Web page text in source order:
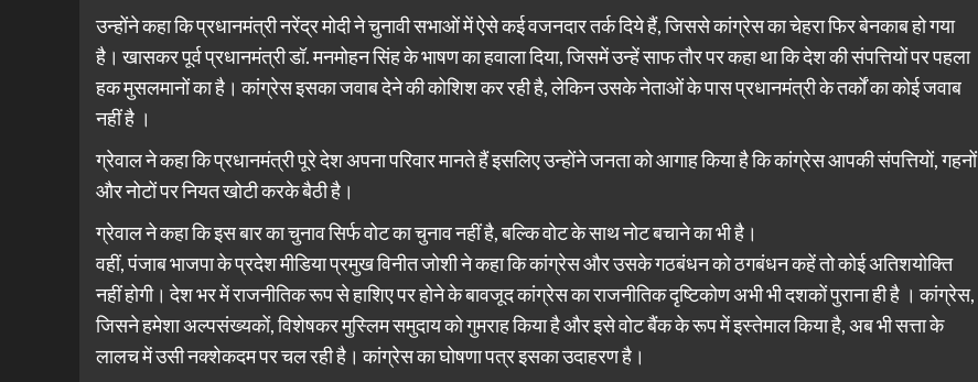
उन्होंने कहा कि प्रधानमंत्री नरेंद्र मोदी ने चुनावी सभाओं में ऐसे कई वजनदार तर्क दिये हैं, जिससे कांग्रेस का चेहरा फिर बेनकाब हो गया
है। खासकर पूर्व प्रधानमंत्री डॉ. मनमोहन सिंह के भाषण का हवाला दिया, जिसमें उन्हें साफ तौर पर कहा था कि देश की संपत्तियों पर पहला
हक मुसलमानों का है। कांग्रेस इसका जवाब देने की कोशिश कर रही है, लेकिन उसके नेताओं के पास प्रधानमंत्री के तर्कों का कोई जवाब
नहीं है ।
ग्रेवाल ने कहा कि प्रधानमंत्री पूरे देश अपना परिवार मानते हैं इसलिए उन्होंने जनता को आगाह किया है कि कांग्रेस आपकी संपत्तियों, गहनों
और नोटों पर नियत खोटी करके बैठी है।
ग्रेवाल ने कहा कि इस बार का चुनाव सिर्फ वोट का चुनाव नहीं है, बल्कि वोट के साथ नोट बचाने का भी है।
वहीं, पंजाब भाजपा के प्रदेश मीडिया प्रमुख विनीत जोशी ने कहा कि कांग्रेस और उसके गठबंधन को ठगबंधन कहें तो कोई अतिशयोक्ति
नहीं होगी। देश भर में राजनीतिक रूप से हाशिए पर होने के बावजूद कांग्रेस का राजनीतिक दृष्टिकोण अभी भी दशकों पुराना ही है । कांग्रेस,
जिसने हमेशा अल्पसंख्यकों, विशेषकर मुस्लिम समुदाय को गुमराह किया है और इसे वोट बैंक के रूप में इस्तेमाल किया है, अब भी सत्ता के
लालच में उसी नक्शेकदम पर चल रही है। कांग्रेस का घोषणा पत्र इसका उदाहरण है।